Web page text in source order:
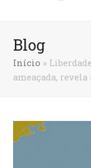
Blog
Início »
ameaçada,